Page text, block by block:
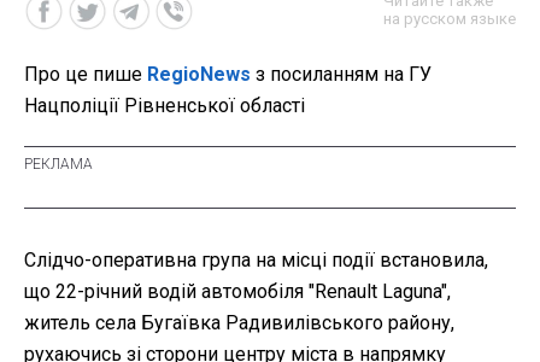
на русском языке
Про це пише RegioNews з посиланням на ГУ
Нацполіції Рівненської області
Слідчо-оперативна група на місці події встановила,
що 22-річний водій автомобіля "Renault Laguna",
житель села Бугаївка Радивилівського району,
рухаючись зі сторони центру міста в напрямку